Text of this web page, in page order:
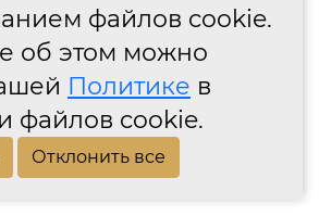
файлов cookie.
об этом можно
Политике в
файлов cookie.
Отклонить все